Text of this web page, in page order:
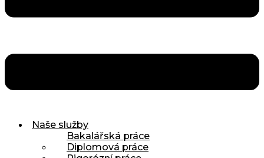
Naše služby
Bakalářská práce
Diplomová práce